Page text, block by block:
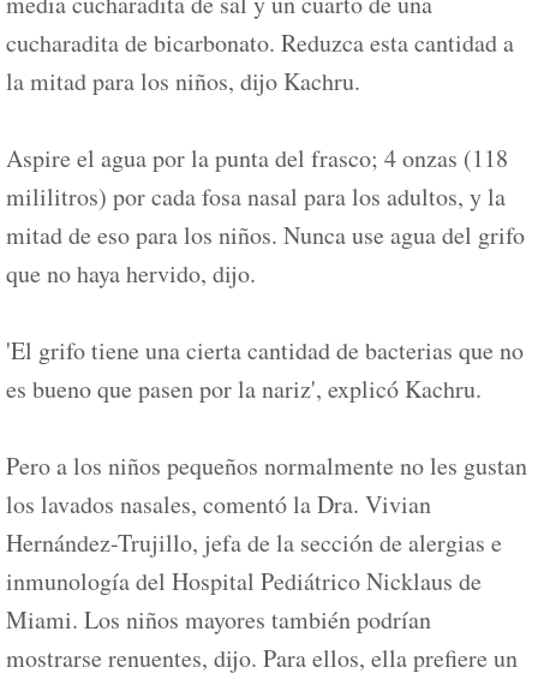
cucharadita de bicarbonato. Reduzca esta cantidad a
la mitad para los niños, dijo Kachru.
Aspire el agua por la punta del frasco; 4 onzas (118
mililitros) por cada fosa nasal para los adultos, y la
mitad de eso para los niños. Nunca use agua del grifo
que no haya hervido, dijo.
'El grifo tiene una cierta cantidad de bacterias que no
es bueno que pasen por la nariz', explicó Kachru.
Pero a los niños pequeños normalmente no les gustan
los lavados nasales, comentó la Dra. Vivian
Hernández-Trujillo, jefa de la sección de alergias e
inmunología del Hospital Pediátrico Nicklaus de
Miami. Los niños mayores también podrían
mostrarse renuentes, dijo. Para ellos, ella prefiere un